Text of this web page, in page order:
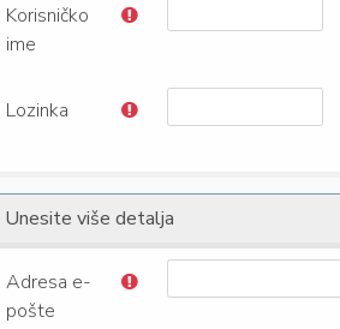
Korisničko
ime
Lozinka
Unesite više detalja
Adresa e-
pošte